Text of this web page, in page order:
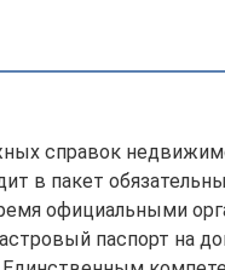
справок
в пакет
официальными
паспорт на